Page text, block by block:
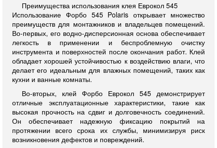
Преимущества использования клея Еврокол 545
Использование Форбо 545 Polaris открывает множество
преимуществ для монтажников и владельцев помещений.
Во-первых, его водно-дисперсионная основа обеспечивает
легкость в применении и беспроблемную очистку
инструмента и поверхностей после окончания работ. Клей
обладает хорошей устойчивостью к воздействию влаги, что
делает его идеальным для влажных помещений, таких как
кухни и ванные комнаты.
Во-вторых, клей Форбо Еврокол 545 демонстрирует
отличные эксплуатационные характеристики, такие как
высокая прочность на сдвиг и долговечность соединений.
Он обеспечивает надежную фиксацию покрытий на
протяжении всего срока их службы, минимизируя риск
возникновения дефектов и повреждений.